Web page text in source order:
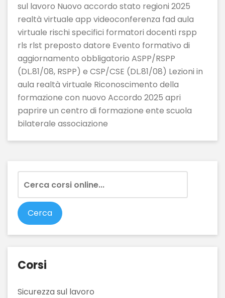
sul lavoro Nuovo accordo stato regioni 2025
realtà virtuale app videoconferenza fad aula
virtuale rischi specifici formatori docenti rspp
rls rlst preposto datore Evento formativo di
aggiornamento obbligatorio ASPP/RSPP
(DL.81/08, RSPP) e CSP/CSE (DL.81/08) Lezioni in
aula realtà virtuale Riconoscimento della
formazione con nuovo Accordo 2025 apri
paprire un centro di formazione ente scuola
bilaterale associazione
Corsi
Sicurezza sul lavoro